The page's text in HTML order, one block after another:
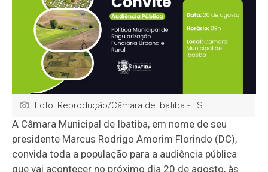
Foto: Reprodução/Câmara de Ibatiba - ES
A Câmara Municipal de Ibatiba, em nome de seu
presidente Marcus Rodrigo Amorim Florindo (DC),
convida toda a população para a audiência pública
que vai acontecer no próximo dia 20 de agosto, às